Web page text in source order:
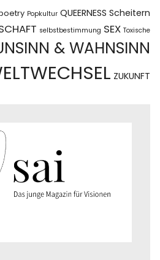
Popkultur QUEERNESS Scheitern
selbstbestimmung SEX Toxische
& WAHNSINN
ZUKUNFT